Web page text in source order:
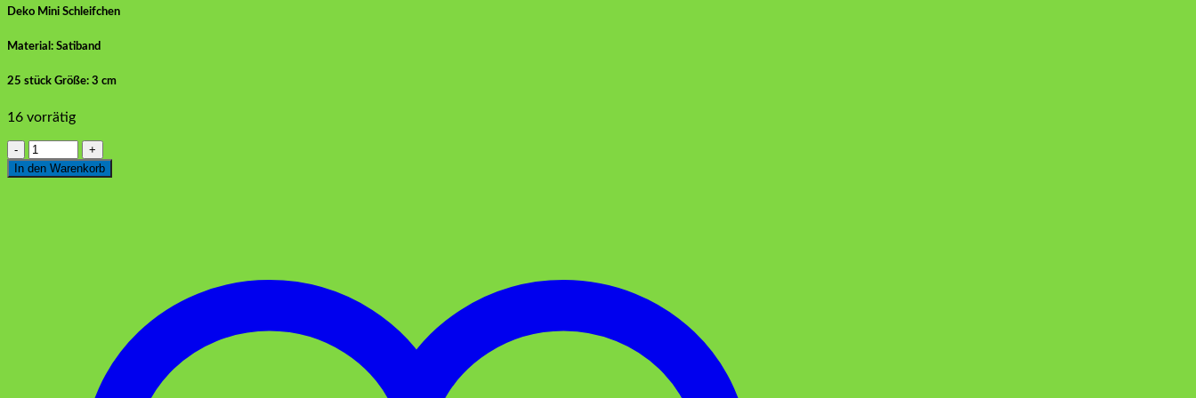
Deko Mini Schleifchen
Material: Satiband
25 stück Größe: 3 cm
16 vorrätig
Mini
Schleifen
Weiss
In den Warenkorb